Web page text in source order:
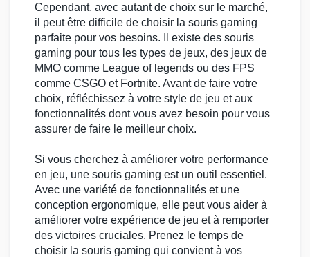
Cependant, avec autant de choix sur le marché,
il peut être difficile de choisir la souris gaming
parfaite pour vos besoins. Il existe des souris
gaming pour tous les types de jeux, des jeux de
MMO comme League of legends ou des FPS
comme CSGO et Fortnite. Avant de faire votre
choix, réfléchissez à votre style de jeu et aux
fonctionnalités dont vous avez besoin pour vous
assurer de faire le meilleur choix.
Si vous cherchez à améliorer votre performance
en jeu, une souris gaming est un outil essentiel.
Avec une variété de fonctionnalités et une
conception ergonomique, elle peut vous aider à
améliorer votre expérience de jeu et à remporter
des victoires cruciales. Prenez le temps de
choisir la souris gaming qui convient à vos